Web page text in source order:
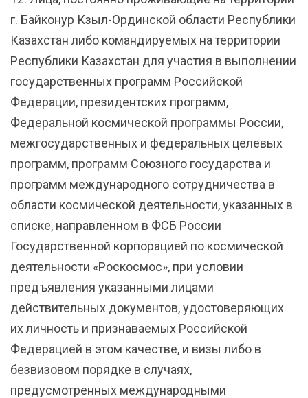
г. Байконур Кзыл-Ординской области Республики
Казахстан либо командируемых на территории
Республики Казахстан для участия в выполнении
государственных программ Российской
Федерации, президентских программ,
Федеральной космической программы России,
межгосударственных и федеральных целевых
программ, программ Союзного государства и
программ международного сотрудничества в
области космической деятельности, указанных в
списке, направленном в ФСБ России
Государственной корпорацией по космической
деятельности «Роскосмос», при условии
предъявления указанными лицами
действительных документов, удостоверяющих
их личность и признаваемых Российской
Федерацией в этом качестве, и визы либо в
безвизовом порядке в случаях,
предусмотренных международными